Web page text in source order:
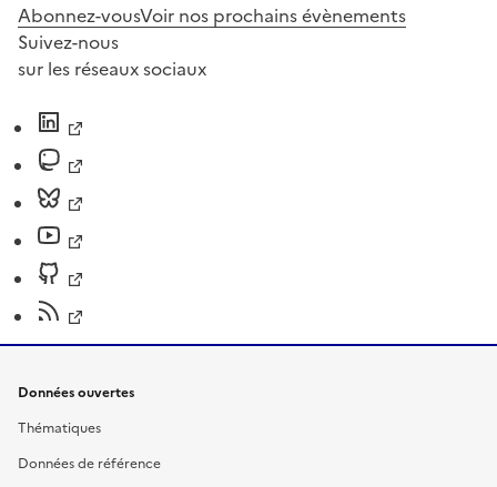
Abonnez-vousVoir nos prochains évènements
Suivez-nous
sur les réseaux sociaux
Données ouvertes
Thématiques
Données de référence